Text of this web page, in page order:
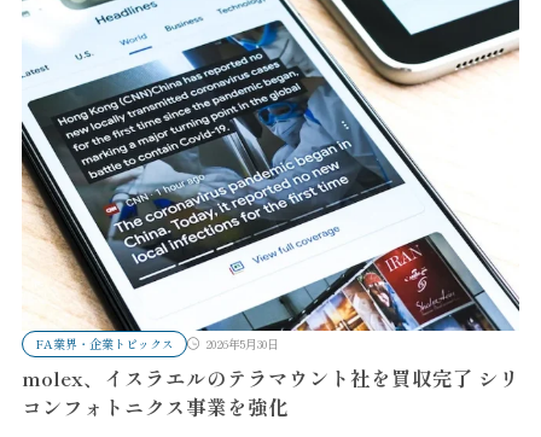
FA業界・企業トピックス 2026年5月30日
molex、イスラエルのテラマウント社を買収完了 シリ
コンフォトニクス事業を強化